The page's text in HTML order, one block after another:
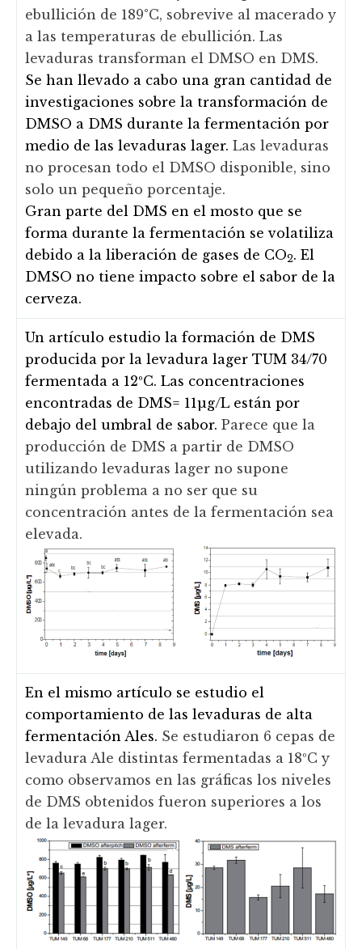
ebullición de 189°C, sobrevive al macerado y
a las temperaturas de ebullición. Las
levaduras transforman el DMSO en DMS.
Se han llevado a cabo una gran cantidad de
investigaciones sobre la transformación de
DMSO a DMS durante la fermentación por
medio de las levaduras lager. Las levaduras
no procesan todo el DMSO disponible, sino
solo un pequeño porcentaje.
Gran parte del DMS en el mosto que se
forma durante la fermentación se volatiliza
debido a la liberación de gases de CO2. El
DMSO no tiene impacto sobre el sabor de la
cerveza.
Un artículo estudio la formación de DMS
producida por la levadura lager TUM 34/70
fermentada a 12ºC. Las concentraciones
encontradas de DMS= 11µg/L están por
debajo del umbral de sabor. Parece que la
producción de DMS a partir de DMSO
utilizando levaduras lager no supone
ningún problema a no ser que su
concentración antes de la fermentación sea
elevada.
En el mismo artículo se estudio el
comportamiento de las levaduras de alta
fermentación Ales. Se estudiaron 6 cepas de
levadura Ale distintas fermentadas a 18ºC y
como observamos en las gráficas los niveles
de DMS obtenidos fueron superiores a los
de la levadura lager.